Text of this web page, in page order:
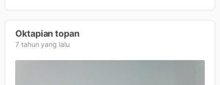
Oktapian topan
7 tahun yang lalu